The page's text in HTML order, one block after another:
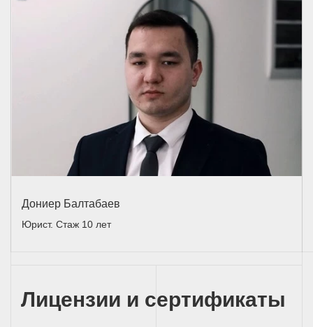
Дониер Балтабаев
Юрист. Стаж 10 лет
Лицензии и сертификаты